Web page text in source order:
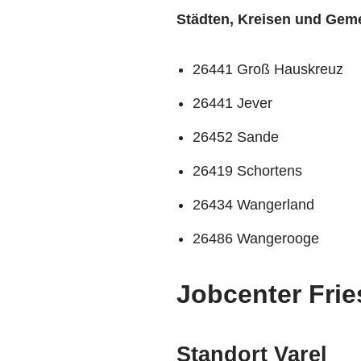
Städten, Kreisen und
26441 Groß Hauskreuz
26441 Jever
26452 Sande
26419 Schortens
26434 Wangerland
26486 Wangerooge
Jobcenter
Standort Varel